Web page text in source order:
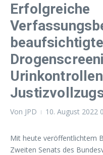
Erfolgreiche
beaufsichtigte
Von JPD 10. August 2022
Mit heute veröffentlichtem
Zweiten Senats des